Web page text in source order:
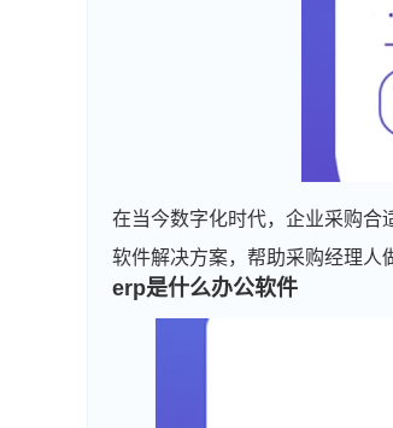
在当今数字化时代，企业采购合
软件解决方案，帮助采购经理人
erp是什么办公软件